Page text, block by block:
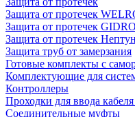
Защита от протечек
Защита от протечек
Защита от протечек Нептун
Защита труб от замерзания
Готовые комплекты с
Комплектующие для
Контроллеры
Проходки для ввода
Соединительные муфты